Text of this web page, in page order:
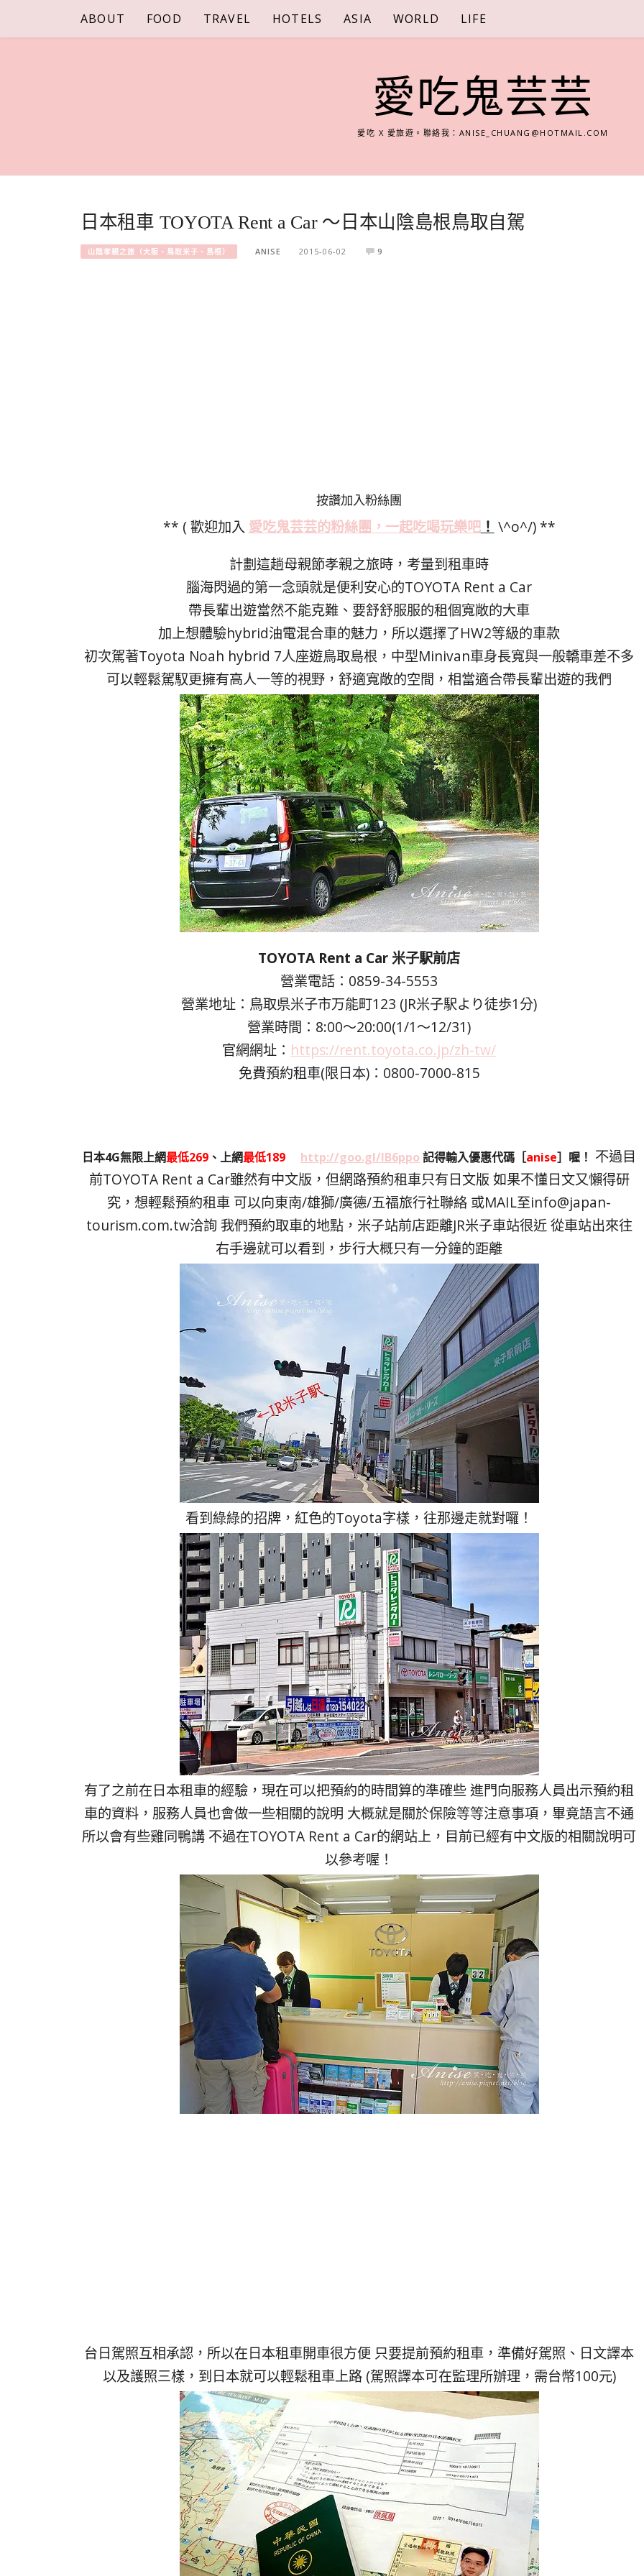
content
ABOUT FOOD TRAVEL HOTELS ASIA WORLD LIFE
愛吃鬼芸芸
愛吃 X 愛旅遊。聯絡我： ANISE_CHUANG@HOTMAIL.COM
日本租車 TOYOTA Rent a Car ～日本山陰島根鳥取自駕
山陰孝親之旅（大阪、鳥取米子、島根） ANISE 2015-06-02 9
按讚加入粉絲團
** ( 歡迎加入 愛吃鬼芸芸的粉絲團，一起吃喝玩樂吧！ \^o^/) **
計劃這趟母親節孝親之旅時，考量到租車時
腦海閃過的第一念頭就是便利安心的TOYOTA Rent a Car
帶長輩出遊當然不能克難、要舒舒服服的租個寬敞的大車
加上想體驗hybrid油電混合車的魅力，所以選擇了HW2等級的車款
初次駕著Toyota Noah hybrid 7人座遊鳥取島根，中型Minivan車身長寬與一般轎車差不多
可以輕鬆駕馭更擁有高人一等的視野，舒適寬敞的空間，相當適合帶長輩出遊的我們
TOYOTA Rent a Car 米子駅前店
營業電話：0859-34-5553
營業地址：鳥取県米子市万能町123 (JR米子駅より徒歩1分)
營業時間：8:00～20:00(1/1～12/31)
官網網址： https://rent.toyota.co.jp/zh-tw/
免費預約租車(限日本)：0800-7000-815
日本4G無限上網最低269 、上網最低189 http://goo.gl/lB6ppo 記得輸入優惠代碼［anise］喔！ 不過目
前TOYOTA Rent a Car雖然有中文版，但網路預約租車只有日文版 如果不懂日文又懶得研
究，想輕鬆預約租車 可以向東南/雄獅/廣德/五福旅行社聯絡 或MAIL至info@japan-
tourism.com.tw洽詢 我們預約取車的地點，米子站前店距離JR米子車站很近 從車站出來往
右手邊就可以看到，步行大概只有一分鐘的距離
看到綠綠的招牌，紅色的Toyota字樣，往那邊走就對囉！
有了之前在日本租車的經驗，現在可以把預約的時間算的準確些 進門向服務人員出示預約租
車的資料，服務人員也會做一些相關的說明 大概就是關於保險等等注意事項，畢竟語言不通
所以會有些雞同鴨講 不過在TOYOTA Rent a Car的網站上，目前已經有中文版的相關說明可
以參考喔！
台日駕照互相承認，所以在日本租車開車很方便 只要提前預約租車，準備好駕照、日文譯本
以及護照三樣，到日本就可以輕鬆租車上路 (駕照譯本可在監理所辦理，需台幣100元)